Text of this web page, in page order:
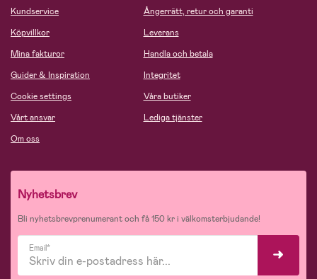
Kundservice
Köpvillkor
Mina fakturor
Guider & Inspiration
Cookie settings
Vårt ansvar
Om oss
Ångerrätt, retur och garanti
Leverans
Handla och betala
Integritet
Våra butiker
Lediga tjänster
Nyhetsbrev
Bli nyhetsbrevprenumerant och få 150 kr i välkomsterbjudande!
Email*